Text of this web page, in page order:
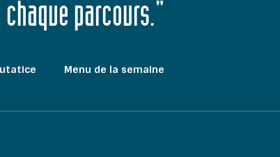
parcours."
Menu de la semaine